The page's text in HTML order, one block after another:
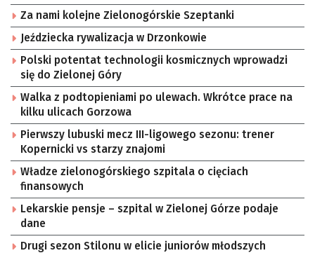
Za nami kolejne Zielonogórskie Szeptanki
Jeździecka rywalizacja w Drzonkowie
Polski potentat technologii kosmicznych wprowadzi
się do Zielonej Góry
Walka z podtopieniami po ulewach. Wkrótce prace na
kilku ulicach Gorzowa
Pierwszy lubuski mecz III-ligowego sezonu: trener
Kopernicki vs starzy znajomi
Władze zielonogórskiego szpitala o cięciach
finansowych
Lekarskie pensje – szpital w Zielonej Górze podaje
dane
Drugi sezon Stilonu w elicie juniorów młodszych